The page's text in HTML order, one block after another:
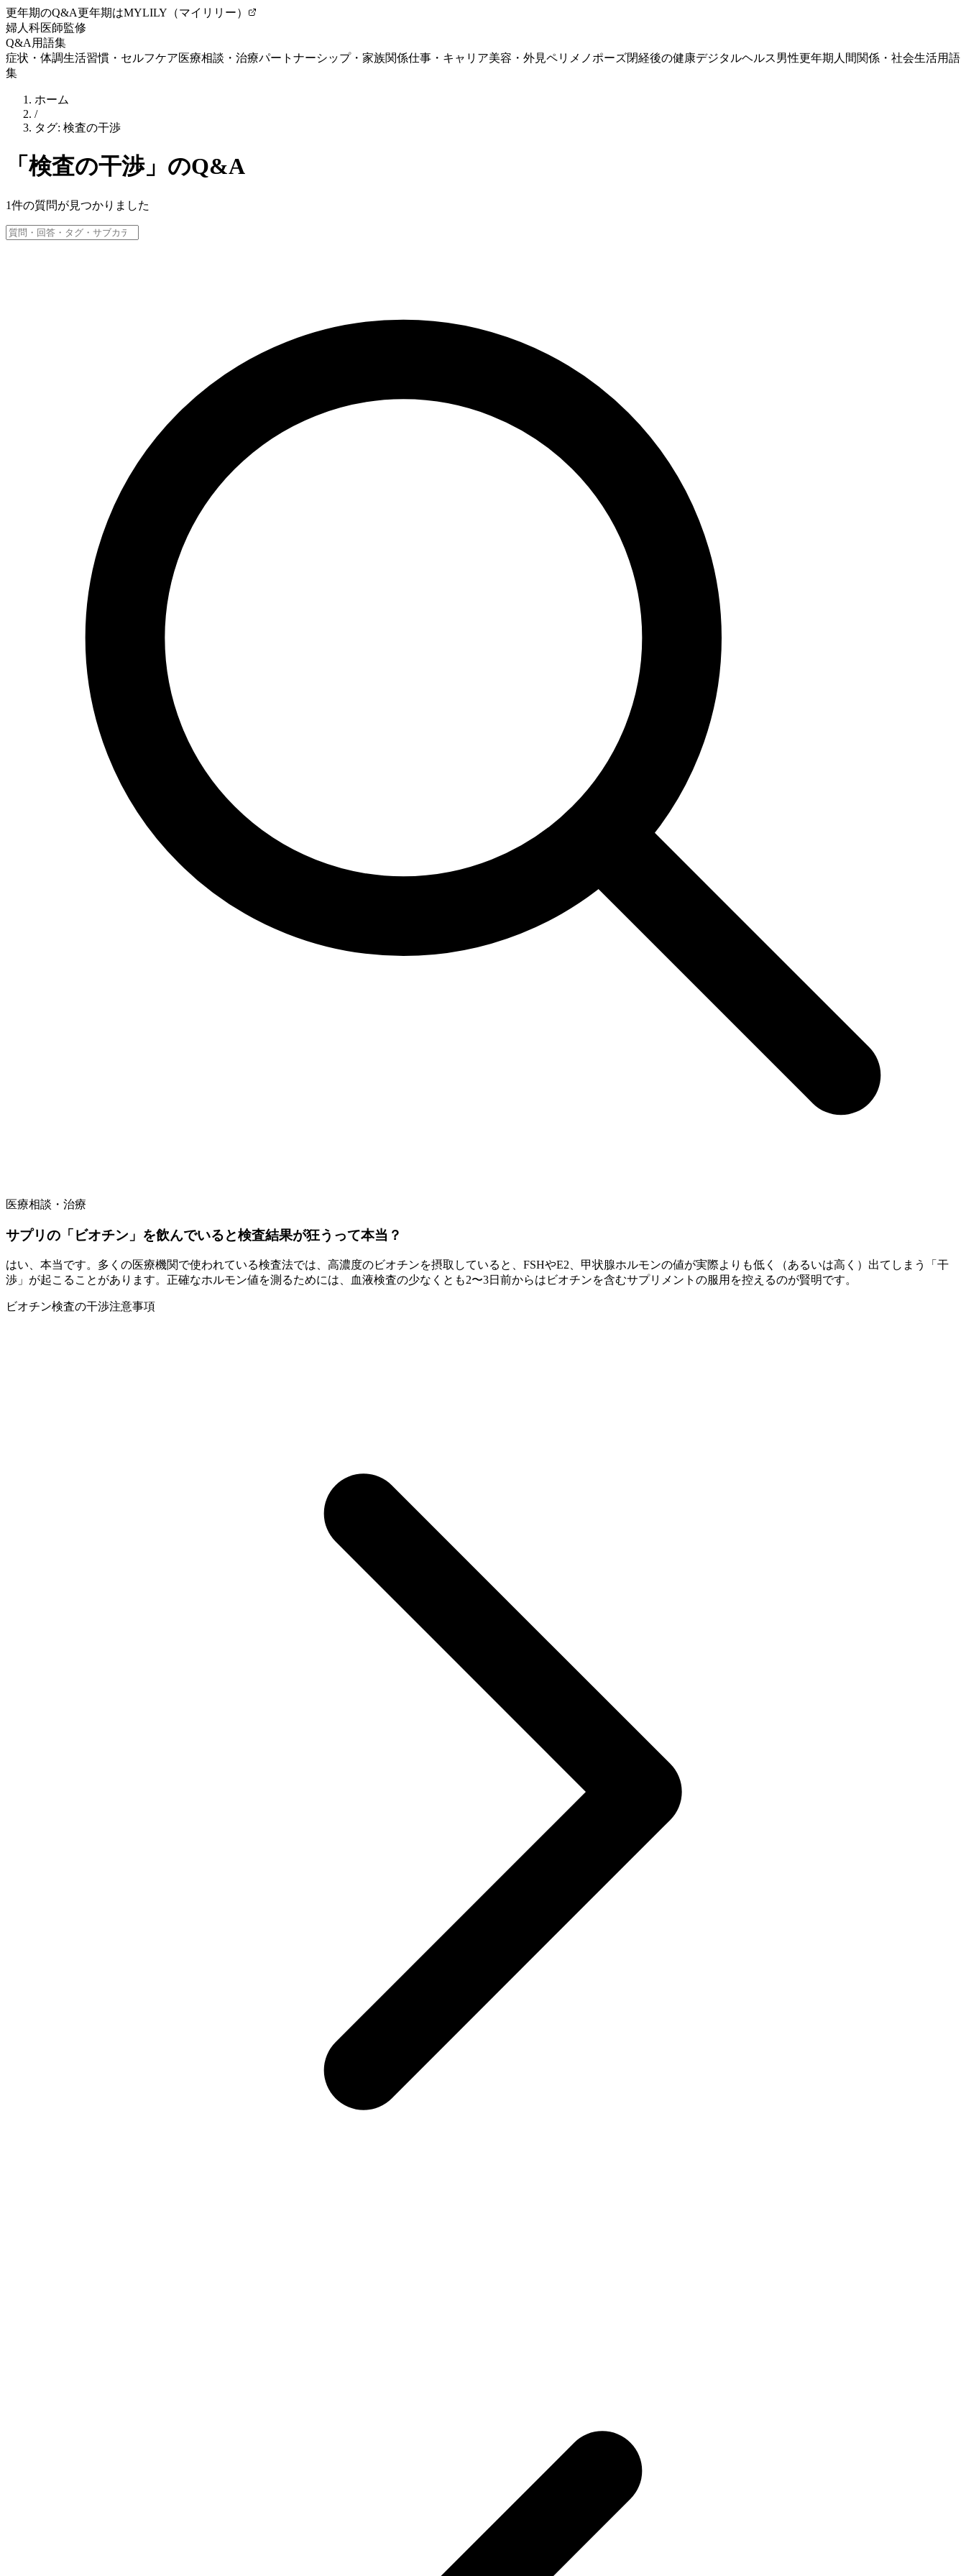
更年期のQ&A更年期はMYLILY（マイリリー）
婦人科医師監修
Q&A 用語集
症状・体調生活習慣・セルフケア医療相談・治療パートナーシップ・家族関係仕事・キャリア美容・外見ペリメノポーズ閉経後の健康デジタルヘルス男性更年期 人間関係・社会生活用語
集
ホーム
/
タグ: 検査の干渉
「 検査の干渉」のQ&A
1件の質問が見つかりました
医療相談・治療
サプリの「ビオチン」を飲んでいると検査結果が狂うって本当？
はい、本当です。多くの医療機関で使われている検査法では、高濃度のビオチンを摂取していると、FSHやE2、甲状腺ホルモンの値が実際よりも低く（あるいは高く）出てしまう「干
渉」が起こることがあります。正確なホルモン値を測るためには、血液検査の少なくとも2〜3日前からはビオチンを含むサプリメントの服用を控えるのが賢明です。
ビオチン検査の干渉注意事項